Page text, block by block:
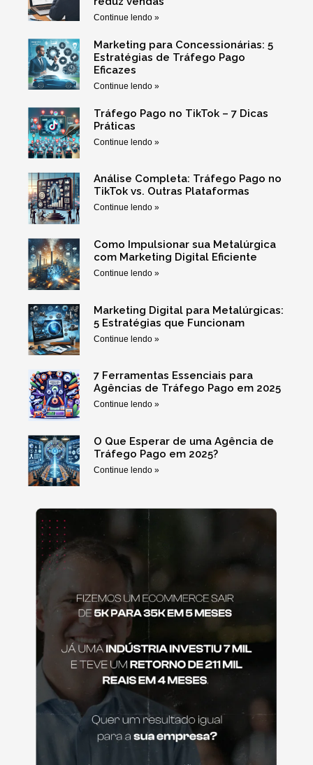
Continue lendo »
Marketing para Concessionárias: 5
Estratégias de Tráfego Pago
Eficazes
Continue lendo »
Tráfego Pago no TikTok – 7 Dicas
Práticas
Continue lendo »
Análise Completa: Tráfego Pago no
TikTok vs. Outras Plataformas
Continue lendo »
Como Impulsionar sua Metalúrgica
com Marketing Digital Eficiente
Continue lendo »
Marketing Digital para Metalúrgicas:
5 Estratégias que Funcionam
Continue lendo »
7 Ferramentas Essenciais para
Agências de Tráfego Pago em 2025
Continue lendo »
O Que Esperar de uma Agência de
Tráfego Pago em 2025?
Continue lendo »